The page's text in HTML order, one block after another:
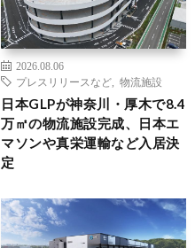
2026.08.06
プレスリリースなど
物流施設
日本GLPが神奈川・厚木で8.4
万㎡の物流施設完成、日本エ
マソンや真栄運輸など入居決
定